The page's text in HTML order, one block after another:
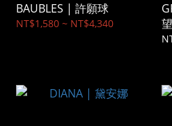
BAUBLES | 許願球
NT$1,580 ~ NT$4,340
望